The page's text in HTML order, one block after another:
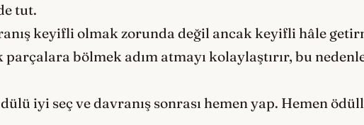
tut.
keyifli olmak zorunda değil ancak keyifli hâle
parçalara bölmek adım atmayı kolaylaştırır, bu
iyi seç ve davranış sonrası hemen yap. Hemen